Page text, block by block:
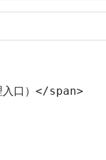
口）</span>